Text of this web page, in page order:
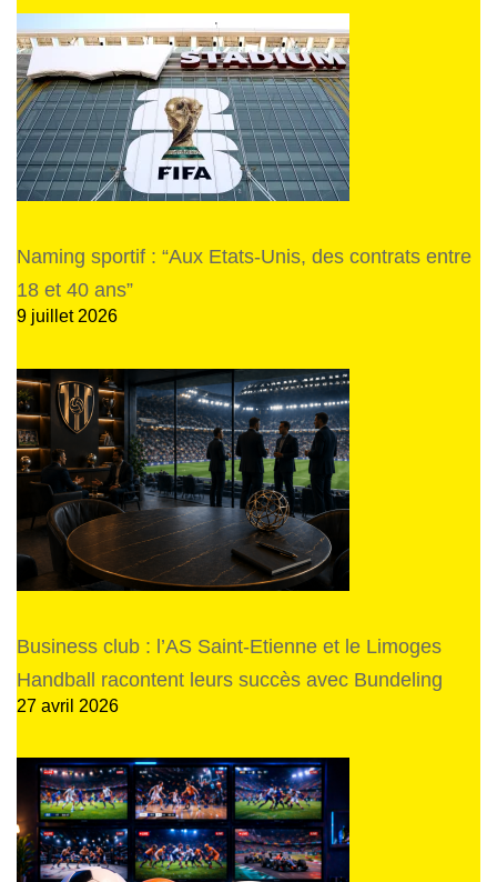
Naming sportif : “Aux Etats-Unis, des contrats entre
18 et 40 ans”
9 juillet 2026
Business club : l’AS Saint-Etienne et le Limoges
Handball racontent leurs succès avec Bundeling
27 avril 2026